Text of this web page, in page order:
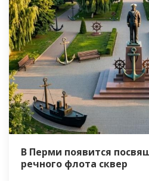
В Перми появится
речного флота сквер